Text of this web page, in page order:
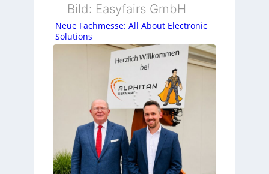
Bild: Easyfairs GmbH
Neue Fachmesse: All About Electronic
Solutions